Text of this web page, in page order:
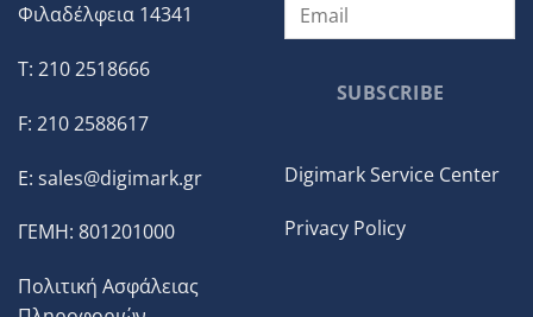
Φιλαδέλφεια 14341
T: 210 2518666
F: 210 2588617
E: sales@digimark.gr
ΓΕΜΗ: 801201000
Πολιτική Ασφάλειας
SUBSCRIBE
Digimark Service Center
Privacy Policy